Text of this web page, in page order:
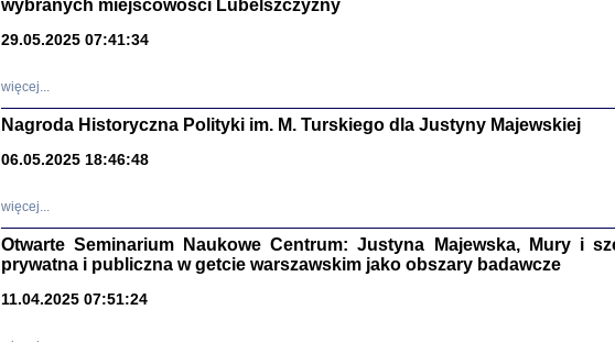
red. i wstęp Barbara Engelking,
Stanisław Adler, oprac. i
Warszawa 2018
wybranych miejscowości Lubelszczyzny
29.05.2025 07:41:34
więcej...
Nagroda Historyczna Polityki im. M. Turskiego dla Justyny Majewskiej
06.05.2025 18:46:48
więcej...
Otwarte Seminarium Naukowe Centrum: Justyna Majewska, Mury i
prywatna i publiczna w getcie warszawskim jako obszary badawcze
11.04.2025 07:51:24